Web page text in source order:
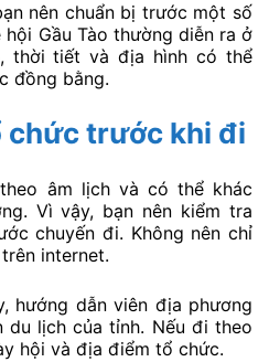
nên chuẩn bị trước một số
Gầu Tào thường diễn ra ở
thời tiết và địa hình có thể
đồng bằng.
chức trước khi đi
âm lịch và có thể khác
Vì vậy, bạn nên kiểm tra
chuyến đi. Không nên chỉ
internet.
hướng dẫn viên địa phương
lịch của tỉnh. Nếu đi theo
hội và địa điểm tổ chức.